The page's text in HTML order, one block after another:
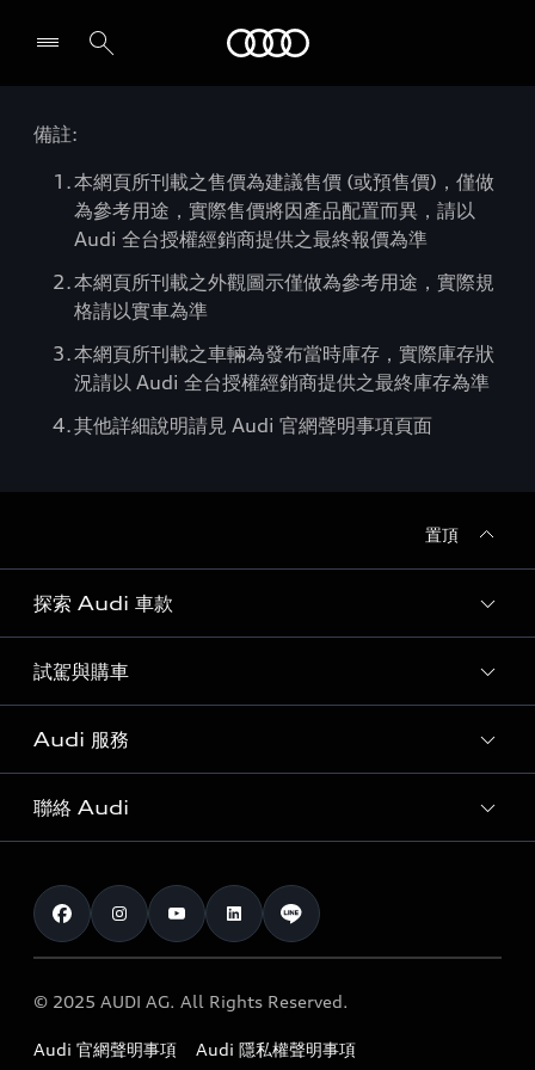
備註:
本網頁所刊載之售價為建議售價 (或預售價)，僅做
為參考用途，實際售價將因產品配置而異，請以
Audi 全台授權經銷商提供之最終報價為準
本網頁所刊載之外觀圖示僅做為參考用途，實際規
格請以實車為準
本網頁所刊載之車輛為發布當時庫存，實際庫存狀
況請以 Audi 全台授權經銷商提供之最終庫存為準
其他詳細說明請見 Audi 官網聲明事項頁面
置頂
探索 Audi 車款
所有車款
客製化您的 Audi
Audi 純電生活圈
奧迪嚴選中古車
試駕與購車
購車方案
最新優惠
預約試駕 | 多元安心賞車
Audi 經銷商服務據點
Audi 服務
Audi 原廠配件與精品
myAudi TW app
定期保養
保固
召回案件查詢
聯絡 Audi
訂閱電子報
與我聯繫
© 2025 AUDI AG. All Rights Reserved.
Audi 官網聲明事項 Audi 隱私權聲明事項